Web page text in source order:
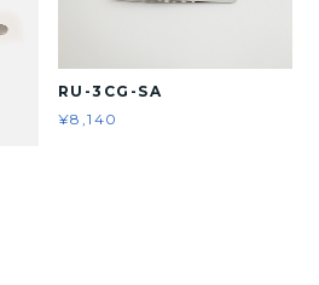
RU-3CG-SA
¥8,140